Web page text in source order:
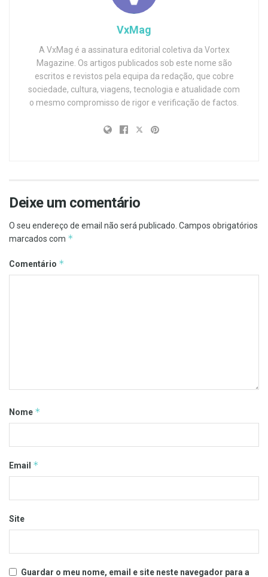
VxMag
A VxMag é a assinatura editorial coletiva da Vortex
Magazine. Os artigos publicados sob este nome são
escritos e revistos pela equipa da redação, que cobre
sociedade, cultura, viagens, tecnologia e atualidade com
o mesmo compromisso de rigor e verificação de factos.
Deixe um comentário
O seu endereço de email não será publicado. Campos obrigatórios
marcados com *
Comentário *
Nome *
Email *
Site
Guardar o meu nome, email e site neste navegador para a